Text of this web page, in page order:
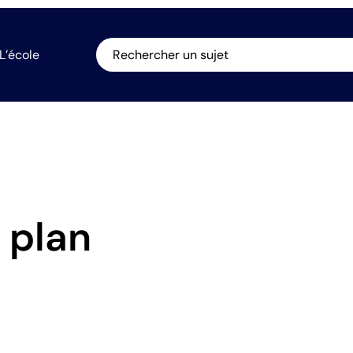
L’école Rechercher un sujet
plan